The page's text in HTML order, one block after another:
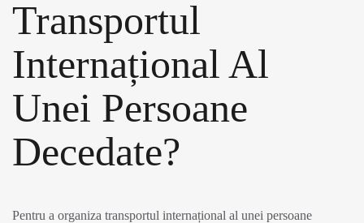
Transportul
Internațional Al
Unei Persoane
Decedate?
Pentru a organiza transportul internațional al unei persoane